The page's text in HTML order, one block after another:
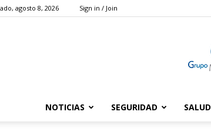
agosto 8, 2026 Sign in / Join
NOTICIAS SEGURIDAD SALUD